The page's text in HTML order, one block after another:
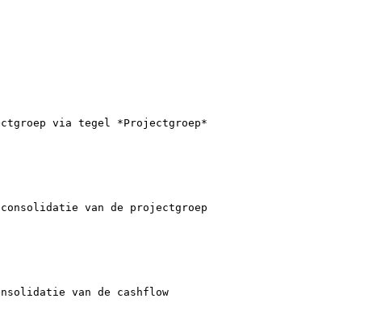
via tegel *Projectgroep*
van de projectgroep
van de cashflow